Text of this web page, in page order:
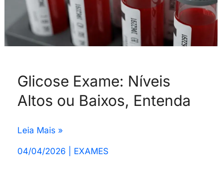
Glicose Exame: Níveis
Altos ou Baixos, Entenda
Leia Mais »
04/04/2026 EXAMES